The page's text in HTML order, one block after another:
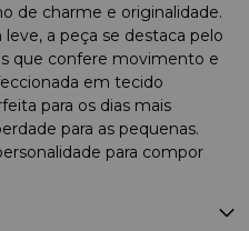
de charme e originalidade.
a peça se destaca pelo
que confere movimento e
em tecido
para os dias mais
para as pequenas.
para compor